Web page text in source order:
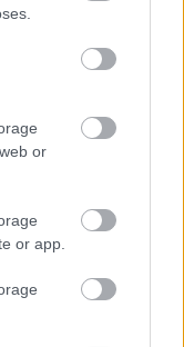
or
or app.
στις φυλακές
ώστε να